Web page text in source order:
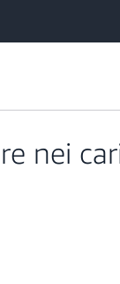
nei